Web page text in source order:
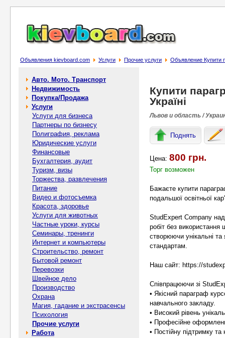
Объявления kievboard.com Услуги Прочие услуги Объявление Купити
Авто. Мото. Транспорт
Недвижимость
Покупка/Продажа
Услуги
Услуги для бизнеса
Партнеры по бизнесу
Полиграфия, реклама
Юридические услуги
Финансовые
Бухгалтерия, аудит
Туризм, визы
Торжества, развлечения
Питание
Видео и фотосъемка
Красота, здоровье
Услуги для животных
Частные уроки, курсы
Семинары, тренинги
Интернет и компьютеры
Строительство, ремонт
Бытовой ремонт
Перевозки
Швейное дело
Производство
Охрана
Магия, гадание и экстрасенсы
Психология
Прочие услуги
Работа
Купити
Україні
Львов и область /
Поднять
Цена: 800 грн.
Торг возможен
Бажаєте купити
подальшої освітньої
StudExpert Company
робіт без
створюючи унікальні та
стандартам.
Наш сайт: https://
Співпрацюючи зі
• Якісний параграф
навчального закладу.
• Високий рівень
• Професійне
• Постійну підтримку